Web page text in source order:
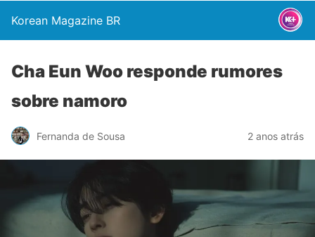
Korean Magazine BR
Cha Eun Woo responde rumores
sobre namoro
Fernanda de Sousa 2 anos atrás